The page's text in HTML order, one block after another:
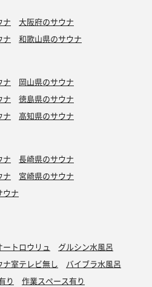
ナ
大阪府のサウナ
ナ 和歌山県のサウナ
ナ
岡山県のサウナ
ナ
徳島県のサウナ
ナ 高知県のサウナ
ナ
長崎県のサウナ
ナ
宮崎県のサウナ
ウナ
ートロウリュ
グルシン水風呂
ナ室テレビ無し
バイブラ水風呂
り
作業スペース有り